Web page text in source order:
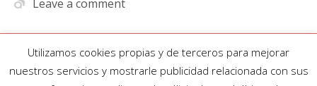
Leave a comment
Utilizamos cookies propias y de terceros para mejorar
nuestros servicios y mostrarle publicidad relacionada con sus